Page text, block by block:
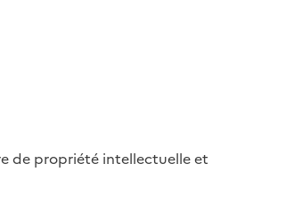
de propriété intellectuelle et